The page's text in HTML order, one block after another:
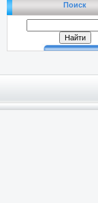
Поиск